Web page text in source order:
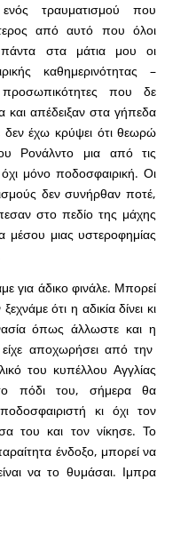
τραυματισμού που
από αυτό που όλοι
στα μάτια μου οι
καθημερινότητας –
προσωπικότητες που δε
και απέδειξαν στα γήπεδα
δεν έχω κρύψει ότι θεωρώ
Ρονάλντο μια από τις
μόνο ποδοσφαιρική. Οι
δεν συνήρθαν ποτέ,
στο πεδίο της μάχης
μέσου μιας υστεροφημίας
για άδικο φινάλε. Μπορεί
ότι η αδικία δίνει κι
όπως άλλωστε και η
αποχωρήσει από την
του κυπέλλου Αγγλίας
πόδι του, σήμερα θα
κι όχι τον
του και τον νίκησε. Το
ένδοξο, μπορεί να
να το θυμάσαι. Ιμπρα